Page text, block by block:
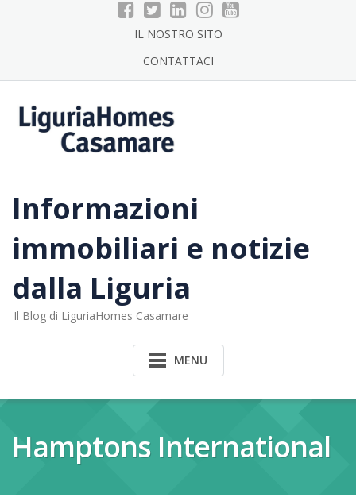
IL NOSTRO SITO
CONTATTACI
Informazioni
immobiliari e notizie
dalla Liguria
Il Blog di LiguriaHomes Casamare
MENU
Hamptons International